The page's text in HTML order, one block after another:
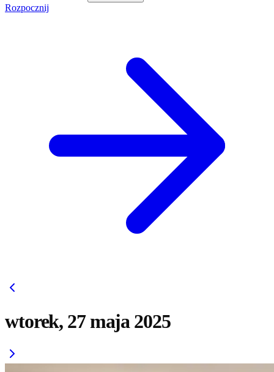
Rozpocznij
wtorek, 27 maja 2025